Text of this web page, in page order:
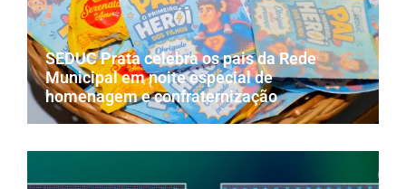
SEDUC Prata celebra os pais da Rede
Municipal em noite especial de
homenagem e confraternização